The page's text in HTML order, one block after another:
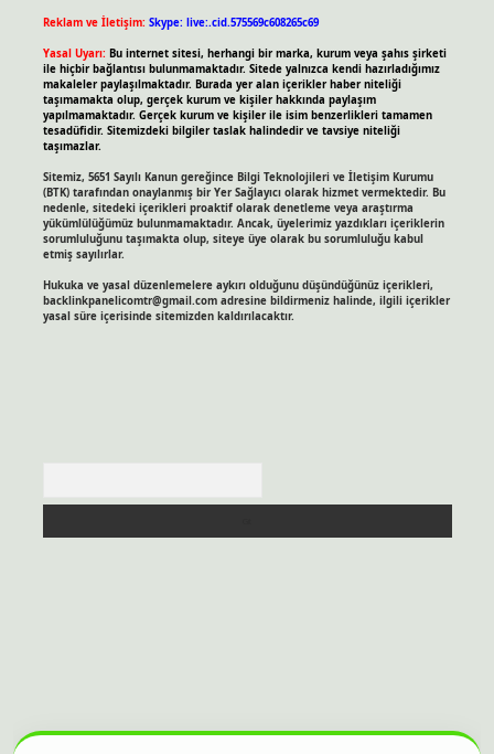
Reklam ve İletişim: Skype: live:.cid.575569c608265c69
Yasal Uyarı: Bu internet sitesi, herhangi bir marka, kurum veya şahıs şirketi
ile hiçbir bağlantısı bulunmamaktadır. Sitede yalnızca kendi hazırladığımız
makaleler paylaşılmaktadır. Burada yer alan içerikler haber niteliği
taşımamakta olup, gerçek kurum ve kişiler hakkında paylaşım
yapılmamaktadır. Gerçek kurum ve kişiler ile isim benzerlikleri tamamen
tesadüfidir. Sitemizdeki bilgiler taslak halindedir ve tavsiye niteliği
taşımazlar.
Sitemiz, 5651 Sayılı Kanun gereğince Bilgi Teknolojileri ve İletişim Kurumu
(BTK) tarafından onaylanmış bir Yer Sağlayıcı olarak hizmet vermektedir. Bu
nedenle, sitedeki içerikleri proaktif olarak denetleme veya araştırma
yükümlülüğümüz bulunmamaktadır. Ancak, üyelerimiz yazdıkları içeriklerin
sorumluluğunu taşımakta olup, siteye üye olarak bu sorumluluğu kabul
etmiş sayılırlar.
Hukuka ve yasal düzenlemelere aykırı olduğunu düşündüğünüz içerikleri,
backlinkpanelicomtr@gmail.comadresine bildirmeniz halinde, ilgili içerikler
yasal süre içerisinde sitemizden kaldırılacaktır.